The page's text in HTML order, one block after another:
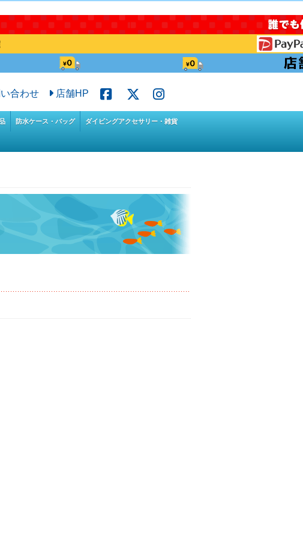
合わせ 店舗HP
防水ケース・バッグ ダイビングアクセサリー・雑貨